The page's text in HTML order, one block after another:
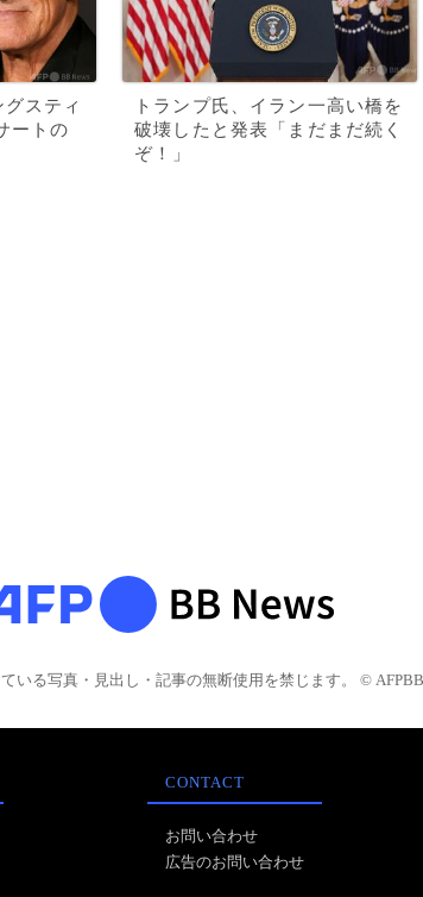
スティ
ートの
トランプ氏、イラン一高い橋を
破壊したと発表「まだまだ続く
ぞ！」
いる写真・見出し・記事の無断使用を禁じます。 © AFPBB
CONTACT
お問い合わせ
広告のお問い合わせ